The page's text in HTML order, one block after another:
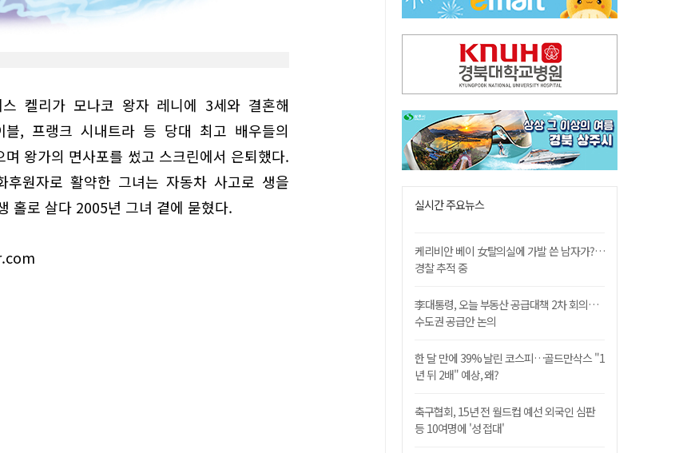
켈리가 모나코 왕자 레니에 3세와 결혼해
, 프랭크 시내트라 등 당대 최고 배우들의
왕가의 면사포를 썼고 스크린에서 은퇴했다.
원자로 활약한 그녀는 자동차 사고로 생을
홀로 살다 2005년 그녀 곁에 묻혔다.
'솔리다임 IPO 추진설' SK하이닉스, 주가 9% 급락
실시간 주요뉴스
케리비안 베이 女탈의실에 가발 쓴 남자가?…
경찰 추적 중
李대통령, 오늘 부동산 공급대책 2차 회의…
수도권 공급안 논의
한 달 만에 39% 날린 코스피…골드만삭스 "1
년 뒤 2배" 예상, 왜?
축구협회, 15년 전 월드컵 예선 외국인 심판
등 10여명에 '성 접대'